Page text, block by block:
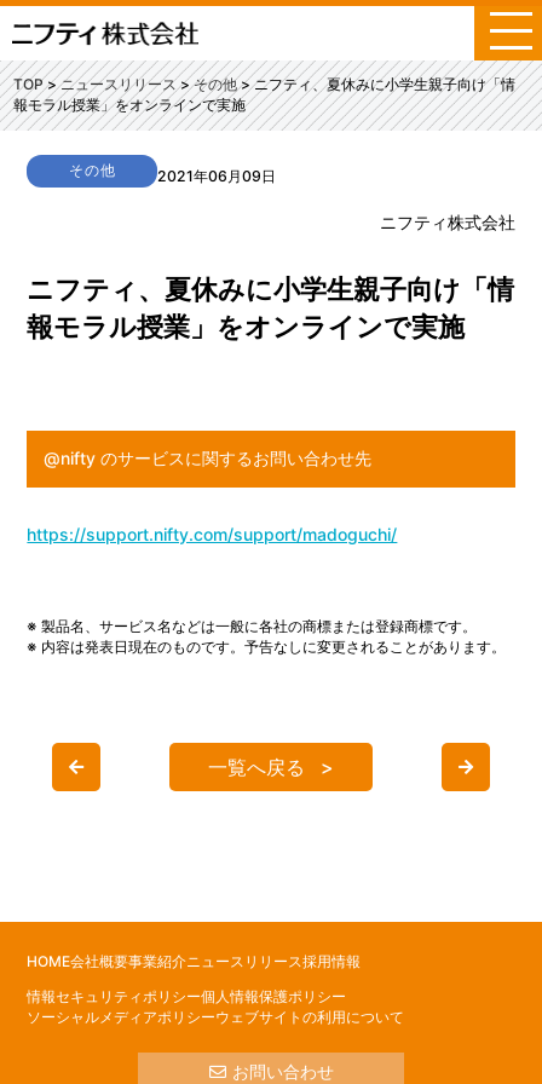
メ
ニ
ュ
ー
TOP ニュースリリース その他
ニフティ、夏休みに小学生親子向け「情
報モラル授業」をオンラインで実施
その他 2021年06月09日
ニフティ株式会社
ニフティ、夏休みに小学生親子向け「情
報モラル授業」をオンラインで実施
@nifty のサービスに関するお問い合わせ先
https://support.nifty.com/support/madoguchi/
※ 製品名、サービス名などは一般に各社の商標または登録商標です。
※ 内容は発表日現在のものです。予告なしに変更されることがあります。
一覧へ戻る
HOME会社概要事業紹介ニュースリリース採用情報
情報セキュリティポリシー個人情報保護ポリシー
ソーシャルメディアポリシーウェブサイトの利用について
お問い合わせ